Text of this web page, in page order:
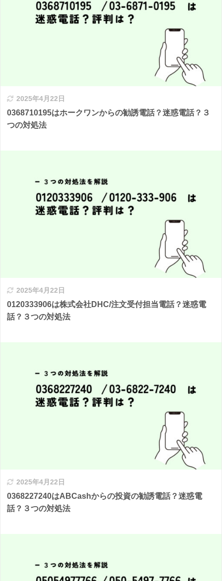
2025年4月22日
0368710195はホークワンからの勧誘電話？迷惑電話？３
つの対処法
2025年4月22日
0120333906は株式会社DHC/注文受付担当電話？迷惑電
話？３つの対処法
2025年4月22日
0368227240はABCashからの投資の勧誘電話？迷惑電
話？３つの対処法